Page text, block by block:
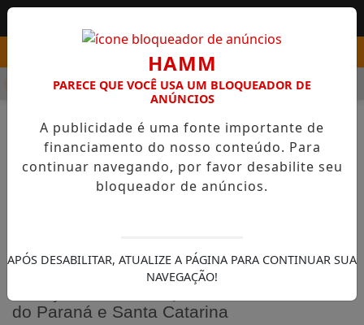
COM VAGAS EM SEIS FUNÇÕES E SALÁRIOS QUE CHEGAM
MENU
Palmas na próxima terça-feira
Iniciativa leva educação ambiental para
do Paraná e Santa Catarina
HAMM
PARECE QUE VOCÊ USA UM BLOQUEADOR DE
ANÚNCIOS
A publicidade é uma fonte importante de
financiamento do nosso conteúdo. Para
continuar navegando, por favor desabilite seu
bloqueador de anúncios.
APÓS DESABILITAR, ATUALIZE A PÁGINA PARA CONTINUAR SUA
NAVEGAÇÃO!